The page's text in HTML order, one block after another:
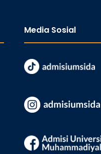
Media Sosial